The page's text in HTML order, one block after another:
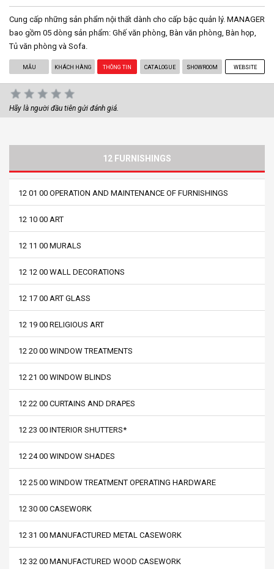
Cung cấp những sản phẩm nội thất dành cho cấp bậc quản lý. MANAGER
bao gồm 05 dòng sản phẩm: Ghế văn phòng, Bàn văn phòng, Bàn họp,
Tủ văn phòng và Sofa.
MẪU KHÁCH HÀNG THÔNG TIN CATALOGUE SHOWROOM WEBSITE
Hãy là người đầu tiên gửi đánh giá.
12 FURNISHINGS
12 01 00 OPERATION AND MAINTENANCE OF FURNISHINGS
12 10 00 ART
12 11 00 MURALS
12 12 00 WALL DECORATIONS
12 17 00 ART GLASS
12 19 00 RELIGIOUS ART
12 20 00 WINDOW TREATMENTS
12 21 00 WINDOW BLINDS
12 22 00 CURTAINS AND DRAPES
12 23 00 INTERIOR SHUTTERS*
12 24 00 WINDOW SHADES
12 25 00 WINDOW TREATMENT OPERATING HARDWARE
12 30 00 CASEWORK
12 31 00 MANUFACTURED METAL CASEWORK
12 32 00 MANUFACTURED WOOD CASEWORK